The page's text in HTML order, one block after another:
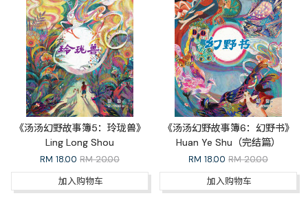
《汤汤幻野故事簿5：玲珑兽》
Ling Long Shou
RM 18.00 RM 20.00
加入购物车
《汤汤幻野故事簿6：幻野书》
Huan Ye Shu（完结篇）
RM 18.00 RM 20.00
加入购物车